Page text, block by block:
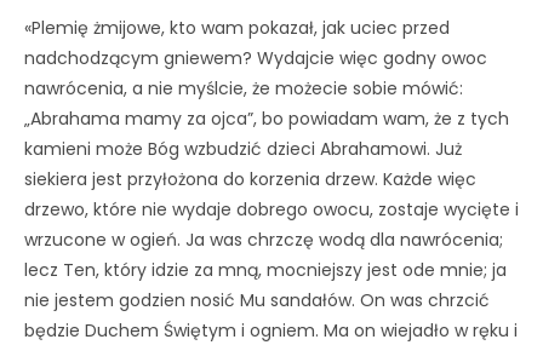
«Plemię żmijowe, kto wam pokazał, jak uciec przed
nadchodzącym gniewem? Wydajcie więc godny owoc
nawrócenia, a nie myślcie, że możecie sobie mówić:
„Abrahama mamy za ojca”, bo powiadam wam, że z tych
kamieni może Bóg wzbudzić dzieci Abrahamowi. Już
siekiera jest przyłożona do korzenia drzew. Każde więc
drzewo, które nie wydaje dobrego owocu, zostaje wycięte i
wrzucone w ogień. Ja was chrzczę wodą dla nawrócenia;
lecz Ten, który idzie za mną, mocniejszy jest ode mnie; ja
nie jestem godzien nosić Mu sandałów. On was chrzcić
będzie Duchem Świętym i ogniem. Ma on wiejadło w ręku i